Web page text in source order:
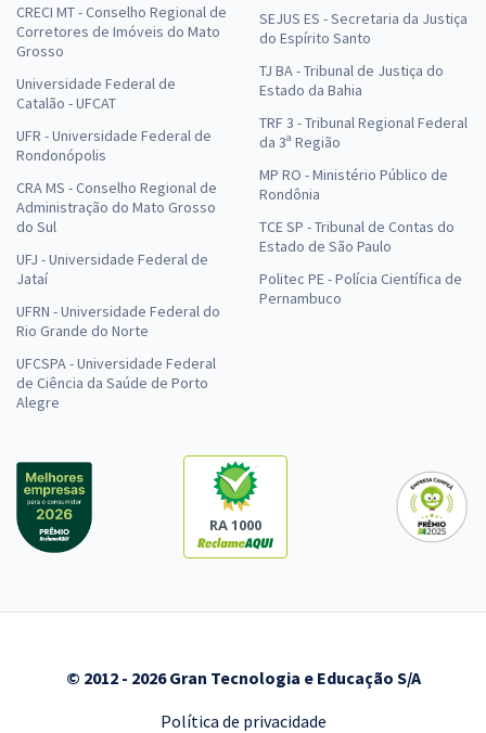
CRECI MT - Conselho Regional de
Corretores de Imóveis do Mato
Grosso
Universidade Federal de
Catalão - UFCAT
UFR - Universidade Federal de
Rondonópolis
CRA MS - Conselho Regional de
Administração do Mato Grosso
do Sul
UFJ - Universidade Federal de
Jataí
UFRN - Universidade Federal do
Rio Grande do Norte
UFCSPA - Universidade Federal
de Ciência da Saúde de Porto
Alegre
SEJUS ES - Secretaria da Justiça
do Espírito Santo
TJ BA - Tribunal de Justiça do
Estado da Bahia
TRF 3 - Tribunal Regional Federal
da 3ª Região
MP RO - Ministério Público de
Rondônia
TCE SP - Tribunal de Contas do
Estado de São Paulo
Politec PE - Polícia Científica de
Pernambuco
RA 1000
© 2012 - 2026 Gran Tecnologia e Educação S/A
Política de privacidade